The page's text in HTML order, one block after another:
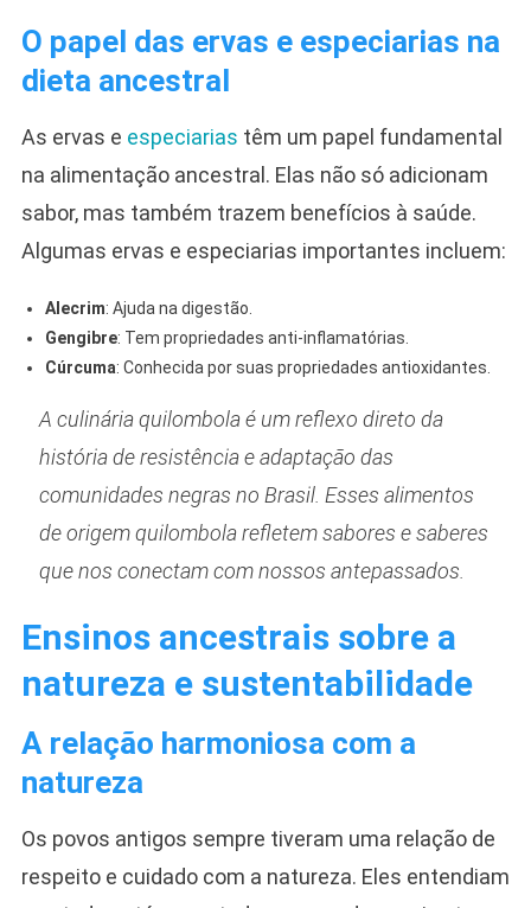
O papel das ervas e especiarias na
dieta ancestral
As ervas e especiarias têm um papel fundamental
na alimentação ancestral. Elas não só adicionam
sabor, mas também trazem benefícios à saúde.
Algumas ervas e especiarias importantes incluem:
Alecrim: Ajuda na digestão.
Gengibre: Tem propriedades anti-inflamatórias.
Cúrcuma: Conhecida por suas propriedades antioxidantes.
A culinária quilombola é um reflexo direto da
história de resistência e adaptação das
comunidades negras no Brasil. Esses alimentos
de origem quilombola refletem sabores e saberes
que nos conectam com nossos antepassados.
Ensinos ancestrais sobre a
natureza e sustentabilidade
A relação harmoniosa com a
natureza
Os povos antigos sempre tiveram uma relação de
respeito e cuidado com a natureza. Eles entendiam